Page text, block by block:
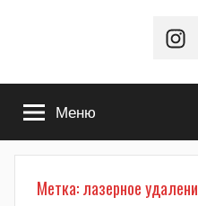
Меню
Метка:лазерное